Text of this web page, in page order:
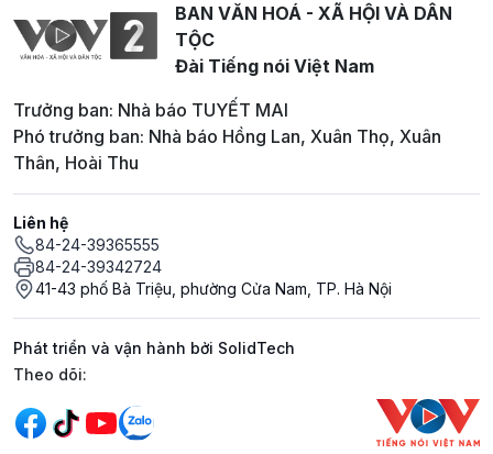
BAN VĂN HOÁ - XÃ HỘI VÀ DÂN
TỘC
Đài Tiếng nói Việt Nam
Trưởng ban: Nhà báo TUYẾT MAI
Phó trưởng ban: Nhà báo Hồng Lan, Xuân Thọ, Xuân
Thân, Hoài Thu
Liên hệ
84-24-39365555
84-24-39342724
41-43 phố Bà Triệu, phường Cửa Nam, TP. Hà Nội
Phát triển và vận hành bởi SolidTech
Mạng xã hội
Theo dõi: